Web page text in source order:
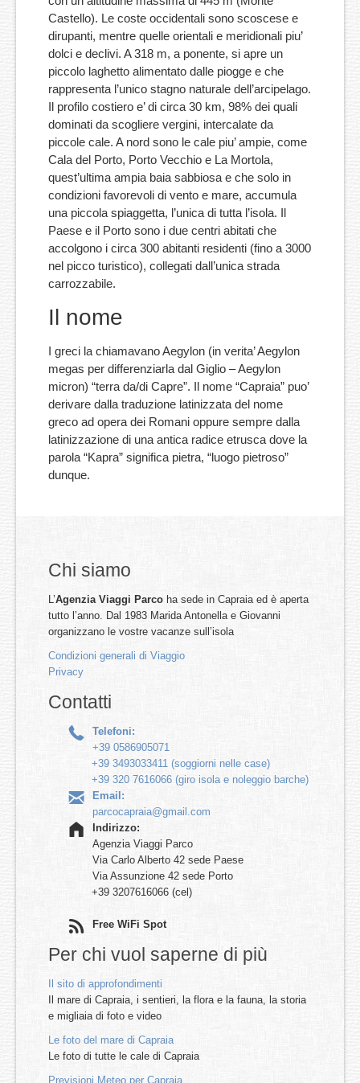
Castello). Le coste occidentali sono scoscese e
dirupanti, mentre quelle orientali e meridionali piu’
dolci e declivi. A 318 m, a ponente, si apre un
piccolo laghetto alimentato dalle piogge e che
rappresenta l’unico stagno naturale dell’arcipelago.
Il profilo costiero e’ di circa 30 km, 98% dei quali
dominati da scogliere vergini, intercalate da
piccole cale. A nord sono le cale piu’ ampie, come
Cala del Porto, Porto Vecchio e La Mortola,
quest’ultima ampia baia sabbiosa e che solo in
condizioni favorevoli di vento e mare, accumula
una piccola spiaggetta, l’unica di tutta l’isola. Il
Paese e il Porto sono i due centri abitati che
accolgono i circa 300 abitanti residenti (fino a 3000
nel picco turistico), collegati dall’unica strada
carrozzabile.
Il nome
I greci la chiamavano Aegylon (in verita’ Aegylon
megas per differenziarla dal Giglio – Aegylon
micron) “terra da/di Capre”. Il nome “Capraia” puo’
derivare dalla traduzione latinizzata del nome
greco ad opera dei Romani oppure sempre dalla
latinizzazione di una antica radice etrusca dove la
parola “Kapra” significa pietra, “luogo pietroso”
dunque.
Chi siamo
L’Agenzia Viaggi Parco ha sede in Capraia ed è aperta
tutto l’anno. Dal 1983 Marida Antonella e Giovanni
organizzano le vostre vacanze sull’isola
Condizioni generali di Viaggio
Privacy
Contatti
Telefoni:
+39 0586905071
+39 3493033411 (soggiorni nelle case)
+39 320 7616066 (giro isola e noleggio barche)
Email:
parcocapraia@gmail.com
Indirizzo:
Agenzia Viaggi Parco
Via Carlo Alberto 42 sede Paese
Via Assunzione 42 sede Porto
+39 3207616066 (cel)
Free WiFi Spot
Per chi vuol saperne di più
Il sito di approfondimenti
Il mare di Capraia, i sentieri, la flora e la fauna, la storia
e migliaia di foto e video
Le foto del mare di Capraia
Le foto di tutte le cale di Capraia
Previsioni Meteo per Capraia